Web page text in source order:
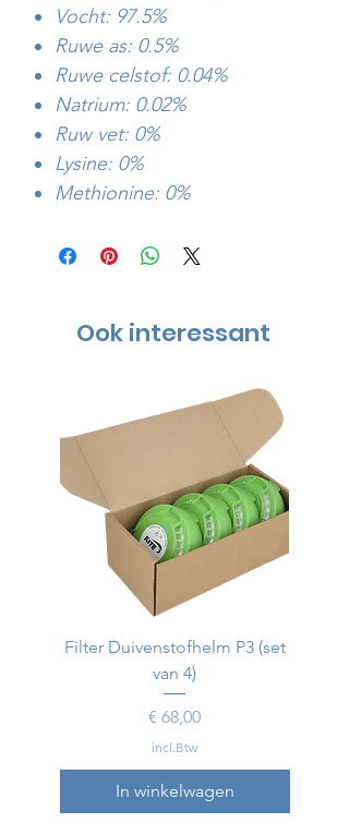
Vocht: 97.5%
Ruwe as: 0.5%
Ruwe celstof: 0.04%
Natrium: 0.02%
Ruw vet: 0%
Lysine: 0%
Methionine: 0%
Ook interessant
Filter Duivenstofhelm P3 (set
van 4)
Prijs
€ 68,00
incl.Btw
In winkelwagen